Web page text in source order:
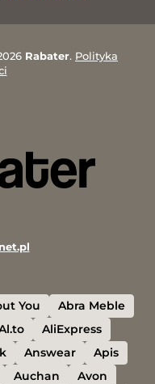
Rabater. Polityka
You
Abra Meble
AliExpress
Answear
Apis
Auchan
Avon